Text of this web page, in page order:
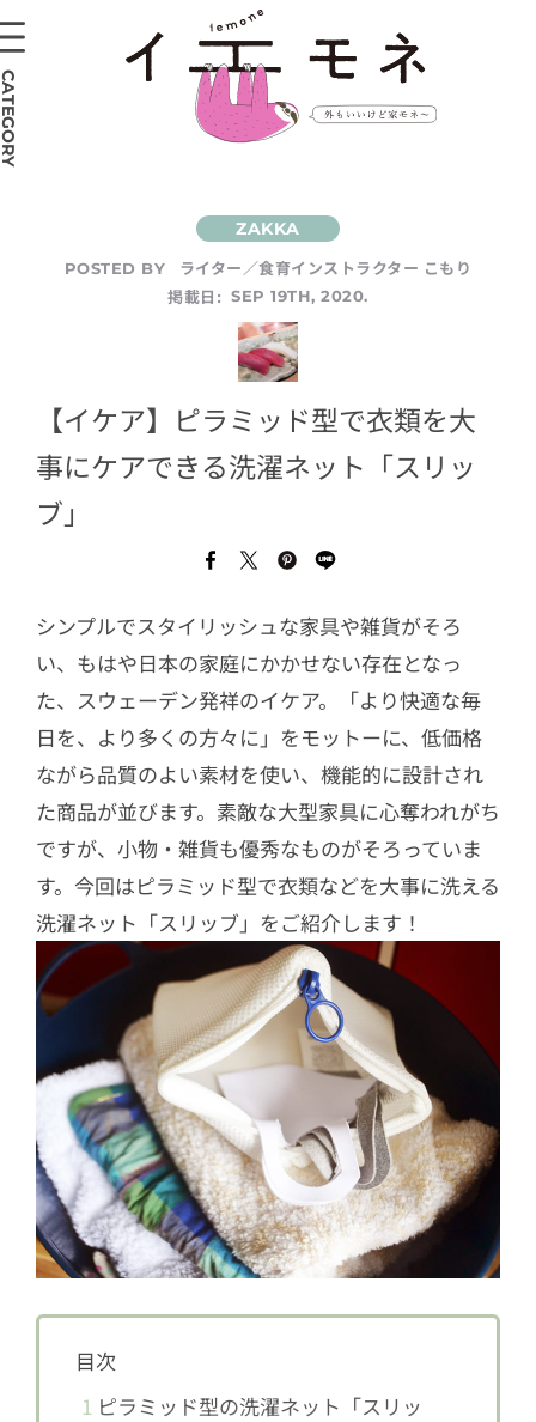
POSTED BY
ライター／食育インストラクター こもり
掲載日: SEP 19TH, 2020.
【イケア】ピラミッド型で衣類を大
事にケアできる洗濯ネット「スリッ
ブ」
シンプルでスタイリッシュな家具や雑貨がそろ
い、もはや日本の家庭にかかせない存在となっ
た、スウェーデン発祥のイケア。「より快適な毎
日を、より多くの方々に」をモットーに、低価格
ながら品質のよい素材を使い、機能的に設計され
た商品が並びます。素敵な大型家具に心奪われがち
ですが、小物・雑貨も優秀なものがそろっていま
す。今回はピラミッド型で衣類などを大事に洗える
洗濯ネット「スリッブ」をご紹介します！
目次
1 ピラミッド型の洗濯ネット「スリッ